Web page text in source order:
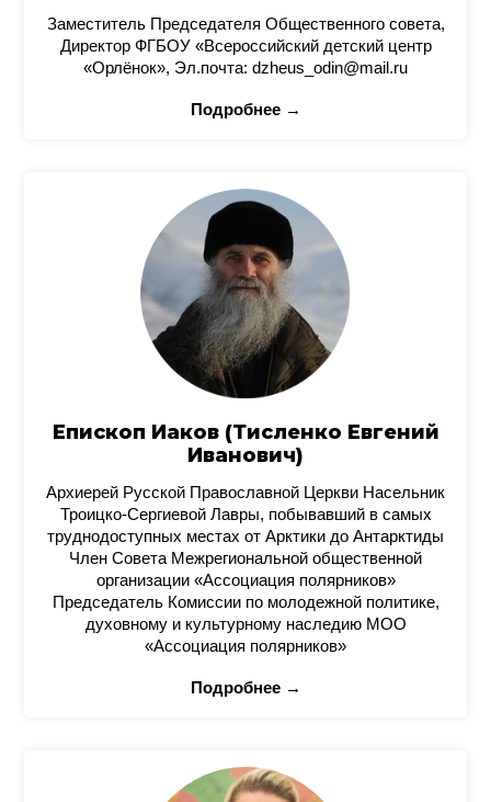
Заместитель Председателя Общественного совета,
Директор ФГБОУ «Всероссийский детский центр
«Орлёнок», Эл.почта: dzheus_odin@mail.ru
Подробнее →
Епископ Иаков (Тисленко Евгений
Иванович)
Архиерей Русской Православной Церкви Насельник
Троицко-Сергиевой Лавры, побывавший в самых
труднодоступных местах от Арктики до Антарктиды
Член Совета Межрегиональной общественной
организации «Ассоциация полярников»
Председатель Комиссии по молодежной политике,
духовному и культурному наследию МОО
«Ассоциация полярников»
Подробнее →